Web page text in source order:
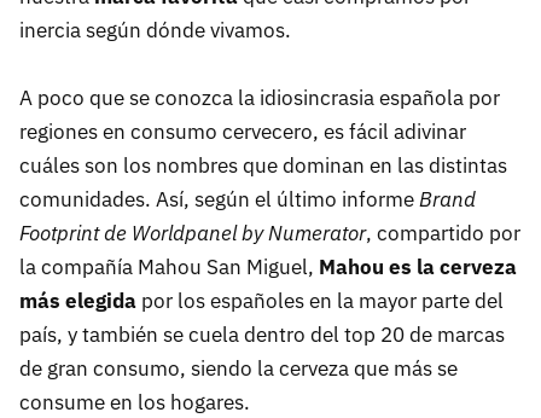
inercia según dónde vivamos.
A poco que se conozca la idiosincrasia española por
regiones en consumo cervecero, es fácil adivinar
cuáles son los nombres que dominan en las distintas
comunidades. Así, según el último informeBrand
Footprint de Worldpanel by Numerator, compartido por
la compañía Mahou San Miguel, Mahou es la cerveza
más elegida por los españoles en la mayor parte del
país, y también se cuela dentro del top 20 de marcas
de gran consumo, siendo la cerveza que más se
consume en los hogares.